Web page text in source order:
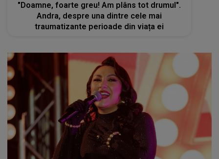
"Doamne, foarte greu! Am plâns tot drumul".
Andra, despre una dintre cele mai
traumatizante perioade din viața ei